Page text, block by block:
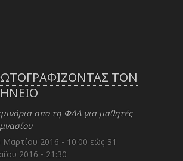
ΤΟΝ
απο τη ΦΛΛ για μαθητές
Μαρτίου 2016 - 10:00 εώς 31
2016 - 21:30